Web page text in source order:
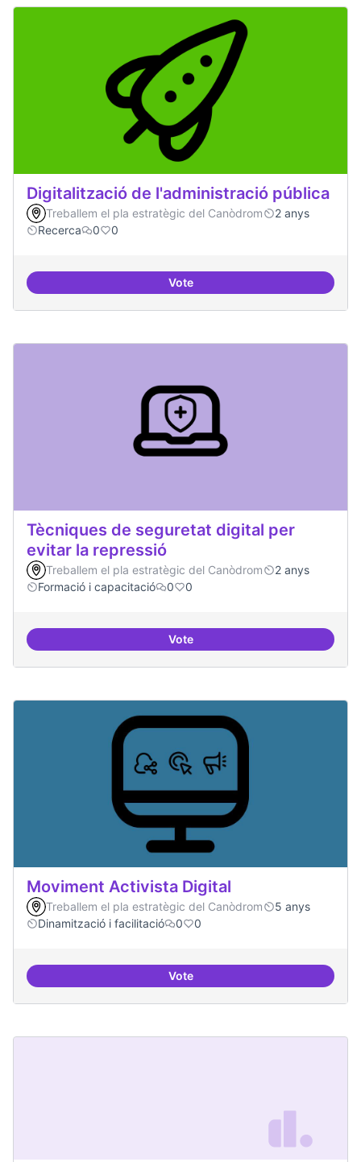
Digitalització de l'administració pública
Treballem el pla estratègic del Canòdrom
2 anys
Recerca
0 0
VoteDigitalització de l'administració
Tècniques de seguretat digital per
evitar la repressió
Treballem el pla estratègic del Canòdrom
2 anys
Formació i capacitació
0 0
VoteTècniques de seguretat digital
Moviment Activista Digital
Treballem el pla estratègic del Canòdrom
5 anys
Dinamització i facilitació
0 0
VoteMoviment Activista Digital